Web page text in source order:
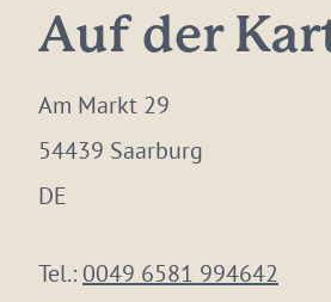
Auf der
Am Markt 29
54439 Saarburg
DE
Tel.: 0049 6581 994642